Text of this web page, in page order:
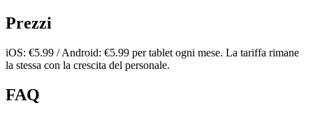
Prezzi
iOS: €5.99 / Android: €5.99 per tablet ogni mese. La tariffa rimane
la stessa con la crescita del personale.
FAQ